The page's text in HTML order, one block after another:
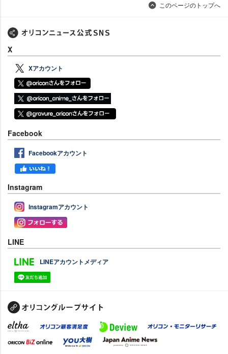
このページのトップへ
X
Xアカウント
Facebook
Facebookアカウント
Instagram
Instagramアカウント
LINE
LINEアカウントメディア